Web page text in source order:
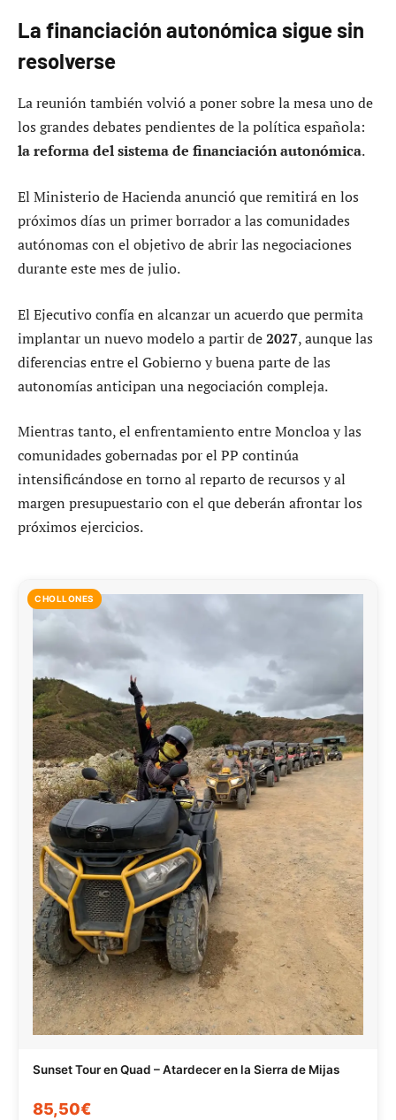
La financiación autonómica sigue sin
resolverse
La reunión también volvió a poner sobre la mesa uno de
los grandes debates pendientes de la política española:
la reforma del sistema de financiación autonómica.
El Ministerio de Hacienda anunció que remitirá en los
próximos días un primer borrador a las comunidades
autónomas con el objetivo de abrir las negociaciones
durante este mes de julio.
El Ejecutivo confía en alcanzar un acuerdo que permita
implantar un nuevo modelo a partir de2027, aunque las
diferencias entre el Gobierno y buena parte de las
autonomías anticipan una negociación compleja.
Mientras tanto, el enfrentamiento entre Moncloa y las
comunidades gobernadas por el PP continúa
intensificándose en torno al reparto de recursos y al
margen presupuestario con el que deberán afrontar los
próximos ejercicios.
CHOLLONES
Sunset Tour en Quad – Atardecer en la Sierra de Mijas
85,50€